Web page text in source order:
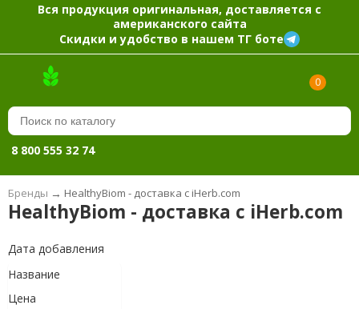
Вся продукция оригинальная, доставляется с
американского сайта
Скидки и удобство в нашем ТГ боте
0
8 800 555 32 74
Бренды → HealthyBiom - доставка с iHerb.com
HealthyBiom - доставка с iHerb.com
Дата добавления
Название
Цена